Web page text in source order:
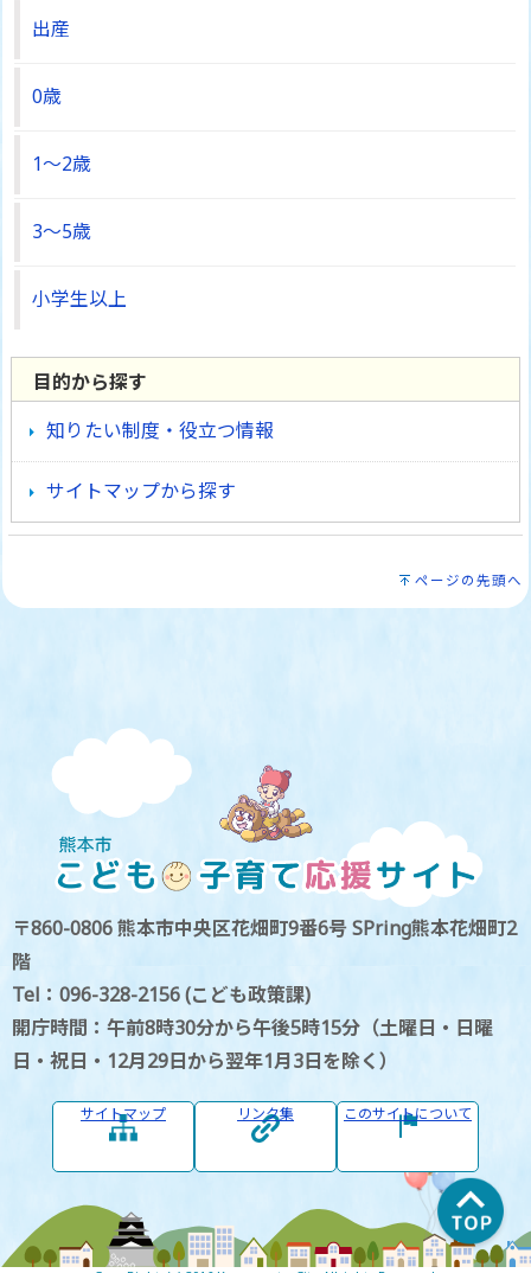
出産
0歳
1～2歳
3～5歳
小学生以上
目的から探す
知りたい制度・役立つ情報
サイトマップから探す
ページの先頭へ
〒860-0806 熊本市中央区花畑町9番6号 SPring熊本花畑町2
階
Tel：096-328-2156 (こども政策課)
開庁時間：午前8時30分から午後5時15分（土曜日・日曜
日・祝日・12月29日から翌年1月3日を除く）
サイトマップ リンク集 このサイトについて